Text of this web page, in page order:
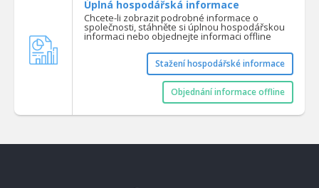
Úplná hospodářská informace
Chcete-li zobrazit podrobné informace o
společnosti, stáhněte si úplnou hospodářskou
informaci nebo objednejte informaci offline
Stažení hospodářské informace
Objednání informace offline